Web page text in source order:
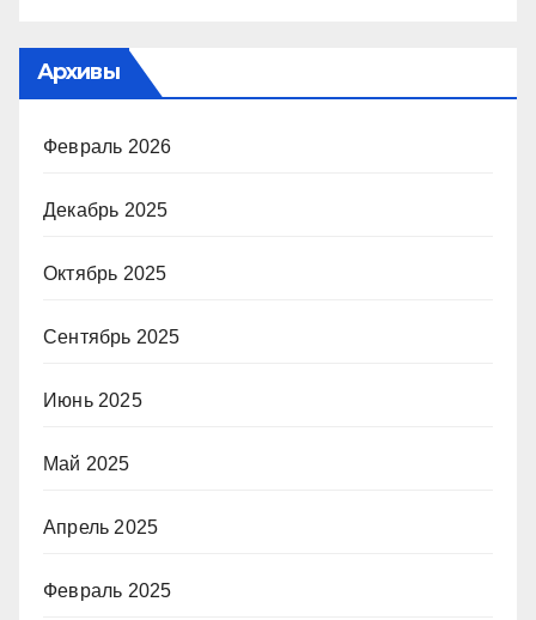
Архивы
Февраль 2026
Декабрь 2025
Октябрь 2025
Сентябрь 2025
Июнь 2025
Май 2025
Апрель 2025
Февраль 2025